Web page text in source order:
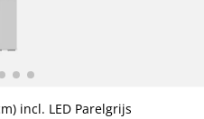
incl. LED Parelgrijs